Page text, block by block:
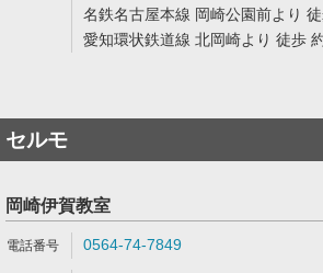
名鉄名古屋本線 岡崎公園前より
愛知環状鉄道線 北岡崎より 徒歩
セルモ
岡崎伊賀教室
0564-74-7849